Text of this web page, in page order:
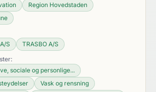
Region Hovedstaden
S
TRASBO A/S
sociale og personlige...
Vask og rensning